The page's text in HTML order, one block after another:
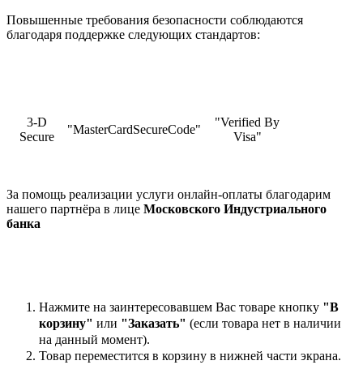
Повышенные требования безопасности соблюдаются
благодаря поддержке следующих стандартов:
3-D
Secure
"MasterCardSecureCode"
"Verified By
Visa"
За помощь реализации услуги онлайн-оплаты благодарим
нашего партнёра в лице Московского Индустриального
банка
Нажмите на заинтересовавшем Вас товаре кнопку "В
корзину" или "Заказать" (если товара нет в наличии
на данный момент).
Товар переместится в корзину в нижней части экрана.